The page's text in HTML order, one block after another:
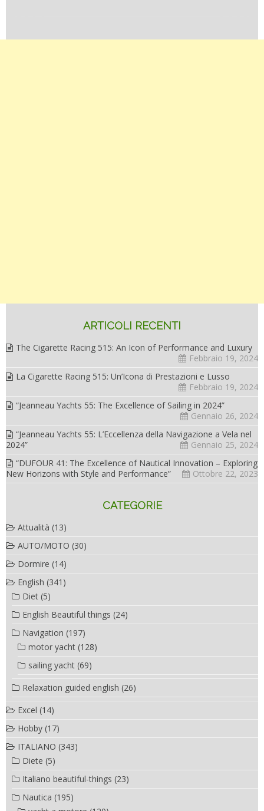
ARTICOLI RECENTI
The Cigarette Racing 515: An Icon of Performance and Luxury
Febbraio 19, 2024
La Cigarette Racing 515: Un’Icona di Prestazioni e Lusso
Febbraio 19, 2024
“Jeanneau Yachts 55: The Excellence of Sailing in 2024”
Gennaio 26, 2024
“Jeanneau Yachts 55: L’Eccellenza della Navigazione a Vela nel
2024”
Gennaio 25, 2024
“DUFOUR 41: The Excellence of Nautical Innovation – Exploring
New Horizons with Style and Performance”
Ottobre 22, 2023
CATEGORIE
Attualità (13)
AUTO/MOTO (30)
Dormire (14)
English (341)
Diet (5)
English Beautiful things (24)
Navigation (197)
motor yacht (128)
sailing yacht (69)
Relaxation guided english (26)
Excel (14)
Hobby (17)
ITALIANO (343)
Diete (5)
Italiano beautiful-things (23)
Nautica (195)